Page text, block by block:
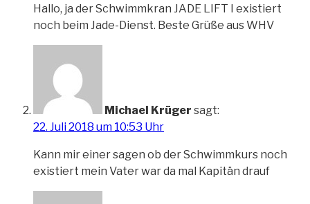
Hallo, ja der Schwimmkran JADE LIFT I existiert
noch beim Jade-Dienst. Beste Grüße aus WHV
Michael Krüger sagt:
22. Juli 2018 um 10:53 Uhr
Kann mir einer sagen ob der Schwimmkurs noch
existiert mein Vater war da mal Kapitän drauf